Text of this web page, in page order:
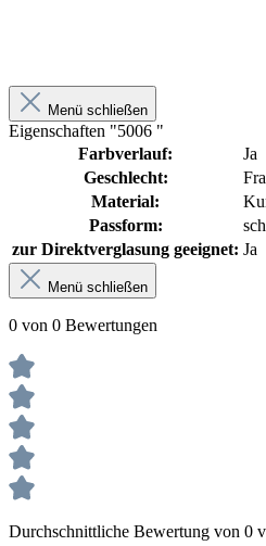
Eigenschaften "5006 "
Farbverlauf:
Geschlecht:
Material:
Passform:
zur Direktverglasung geeignet:
Menü schließen
0 von 0 Bewertungen
Durchschnittliche Bewertung von 0
Bewerten Sie dieses Produkt!